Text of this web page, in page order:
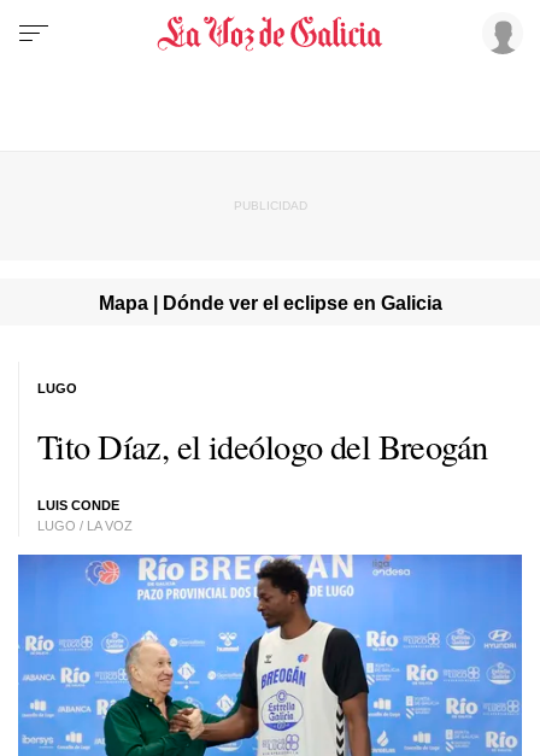
Mapa | Dónde ver el eclipse en Galicia
Tito Díaz, el ideólogo del Breogán
LUIS CONDE
LUGO / LA VOZ
LUGO